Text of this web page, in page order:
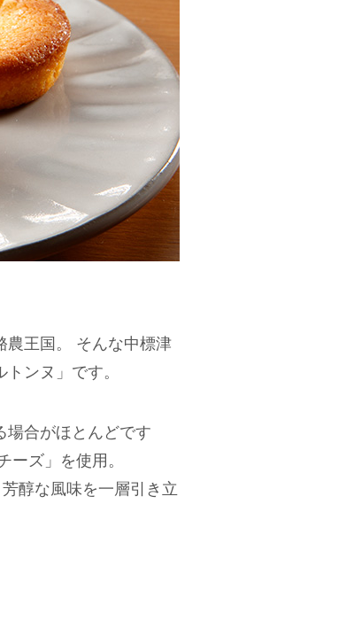
農王国。 そんな中標津
ンヌ」です。
場合がほとんどです
ズ」を使用。
醇な風味を一層引き立